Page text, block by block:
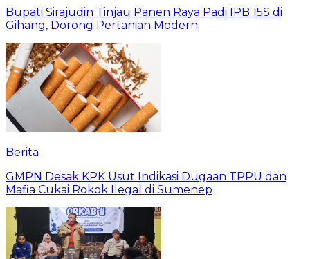
Bupati Sirajudin Tinjau Panen Raya Padi IPB 15S di
Gihang, Dorong Pertanian Modern
Berita
GMPN Desak KPK Usut Indikasi Dugaan TPPU dan
Mafia Cukai Rokok Ilegal di Sumenep